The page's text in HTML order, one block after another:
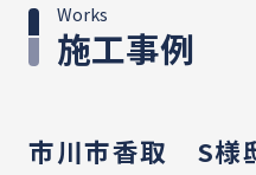
施工事例
Works
市川市香取 S様